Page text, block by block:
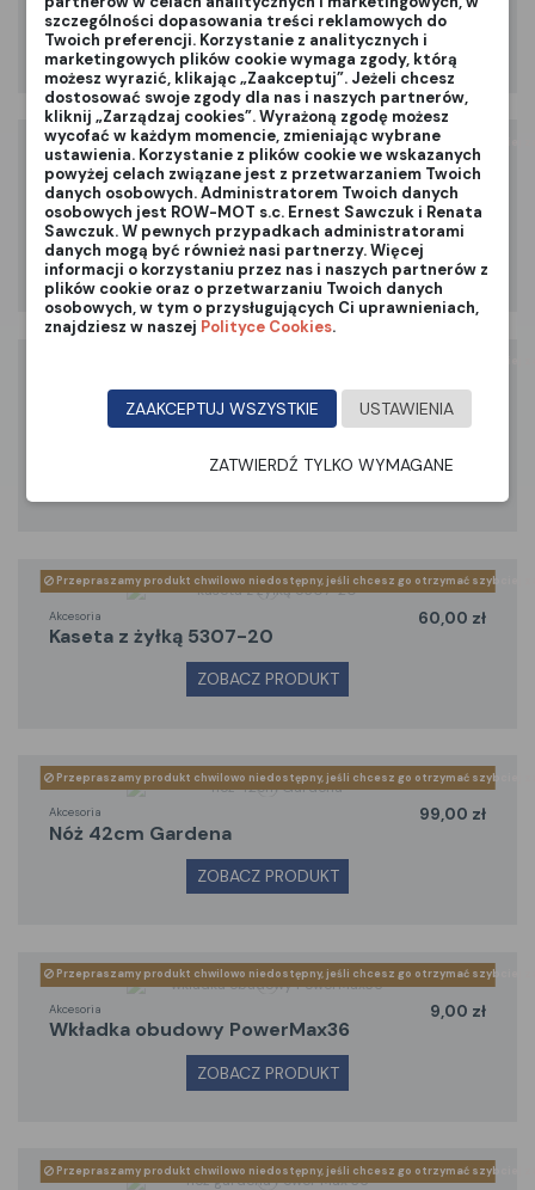
ZOBACZ PRODUKT
Przepraszamy produkt chwilowo niedostępny, jeśli chcesz go otrzymać szybciej
Akcesoria
linia krop.MDS do rzęd-zest.L 13013-
20
279,00 zł
ZOBACZ PRODUKT
50,00 zł
Przepraszamy produkt chwilowo niedostępny, jeśli chcesz go otrzymać szybciej
Akcesoria
kaseta z żyłką 5307-20
60,00 zł
ZOBACZ PRODUKT
Przepraszamy produkt chwilowo niedostępny, jeśli chcesz go otrzymać szybciej
Akcesoria
nóż 42cm Gardena
99,00 zł
ZOBACZ PRODUKT
Przepraszamy produkt chwilowo niedostępny, jeśli chcesz go otrzymać szybciej
Akcesoria
wkładka obudowy PowerMax36
9,00 zł
ZOBACZ PRODUKT
Przepraszamy produkt chwilowo niedostępny, jeśli chcesz go otrzymać szybciej
szczególności dopasowania treści reklamowych do
Twoich preferencji. Korzystanie z analitycznych i
marketingowych plików cookie wymaga zgody, którą
możesz wyrazić, klikając „Zaakceptuj”. Jeżeli chcesz
dostosować swoje zgody dla nas i naszych partnerów,
kliknij „Zarządzaj cookies”. Wyrażoną zgodę możesz
wycofać w każdym momencie, zmieniając wybrane
ustawienia. Korzystanie z plików cookie we wskazanych
powyżej celach związane jest z przetwarzaniem Twoich
danych osobowych. Administratorem Twoich danych
osobowych jest ROW-MOT s.c. Ernest Sawczuk i Renata
Sawczuk. W pewnych przypadkach administratorami
danych mogą być również nasi partnerzy. Więcej
informacji o korzystaniu przez nas i naszych partnerów z
plików cookie oraz o przetwarzaniu Twoich danych
osobowych, w tym o przysługujących Ci uprawnieniach,
znajdziesz w naszej Polityce Cookies.
USTAWIENIA
ZAAKCEPTUJ WSZYSTKIE
ZATWIERDŹ TYLKO WYMAGANE